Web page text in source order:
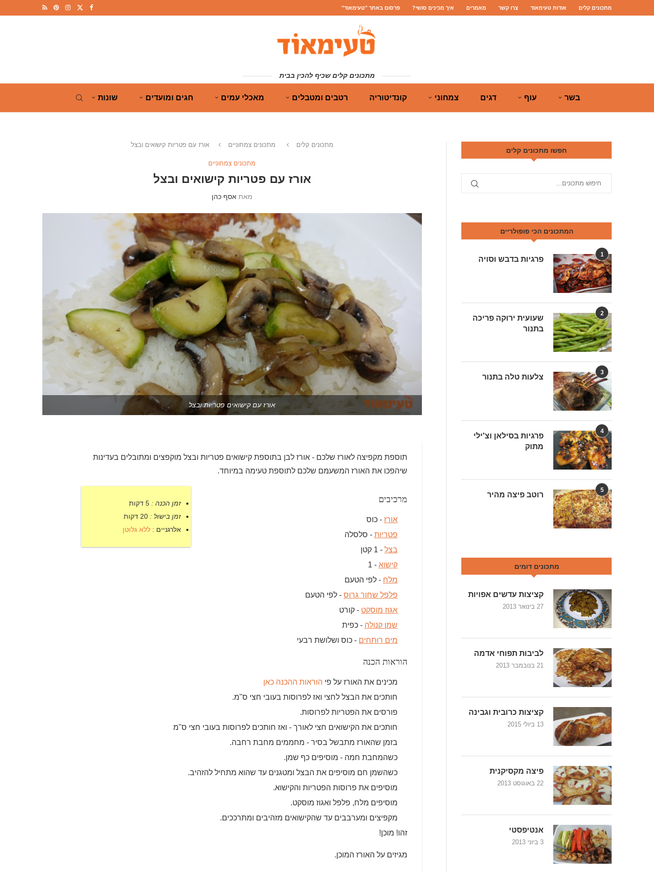
מתכונים קלים אודות טעימאוד צרו קשר מאמרים איך מכינים סושי? פרסום באתר "טעימאוד"
מתכונים קלים שכיף להכין בבית
בשר עוף דגים צמחוני קונדיטוריה רטבים ומטבלים מאכלי עמים חגים ומועדים שונות
מתכונים קלים מתכונים צמחוניים אורז עם פטריות קישואים ובצל
מתכונים צמחוניים
אורז עם פטריות קישואים ובצל
מאת אסף כהן
אורז עם קישואים פטריות ובצל
תוספת מקפיצה לאורז שלכם - אורז לבן בתוספת קישואים פטריות ובצל מוקפצים ומתובלים בעדינות
שיהפכו את האורז המשעמם שלכם לתוספת טעימה במיוחד.
זמן הכנה : 5 דקות
זמן בישול : 20 דקות
אלרגניים : ללא גלוטן
מרכיבים
אורז - כוס
פטריות - סלסלה
בצל - 1 קטן
קישוא - 1
מלח - לפי הטעם
פלפל שחור גרוס - לפי הטעם
אגוז מוסקט - קורט
שמן קנולה - כפית
מים רותחים - כוס ושלושת רבעי
הוראות הכנה
מכינים את האורז על פי הוראות ההכנה כאן
חותכים את הבצל לחצי ואז לפרוסות בעובי חצי ס"מ.
פורסים את הפטריות לפרוסות.
חותכים את הקישואים חצי לאורך - ואז חותכים לפרוסות בעובי חצי ס"מ
בזמן שהאורז מתבשל בסיר - מחממים מחבת רחבה.
כשהמחבת חמה - מוסיפים כף שמן.
כשהשמן חם מוסיפים את הבצל ומטגנים עד שהוא מתחיל להזהיב.
מוסיפים את פרוסות הפטריות והקישוא.
מוסיפים מלח, פלפל ואגוז מוסקט.
מקפיצים ומערבבים עד שהקישואים מזהיבים ומתרככים.
זהו! מוכן!
מגיזים על האורז המוכן.
חפשו מתכונים קלים
המתכונים הכי פופולריים
1
פרגיות בדבש וסויה
2
שעועית ירוקה פריכה
בתנור
3
צלעות טלה בתנור
4
פרגיות בסילאן וצ'ילי
מתוק
5
רוטב פיצה מהיר
מתכונים דומים
קציצות עדשים אפויות
27 בינואר 2013
לביבות תפוחי אדמה
21 בנובמבר 2013
קציצות כרובית וגבינה
13 ביולי 2015
פיצה מקסיקנית
22 באוגוסט 2013
אנטיפסטי
3 ביוני 2013